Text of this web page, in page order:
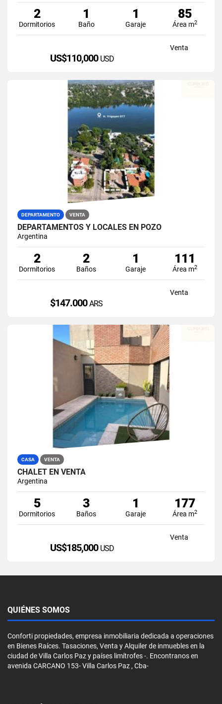
2
Dormitorios
1
Baño
1
Garaje
85
Área m2
Venta
US$110,000 USD
DEPARTAMENTO VENTA
DEPARTAMENTOS Y LOCALES EN POZO
Argentina
2
Dormitorios
2
Baños
1
Garaje
111
Área m2
Venta
$147.000ARS
CASA VENTA
CHALET EN VENTA
Argentina
5
Dormitorios
3
Baños
1
Garaje
177
Área m2
Venta
US$185,000 USD
QUIÉNES SOMOS
Conforti propiedades, empresa inmobiliaria dedicada a operaciones
en Bienes Raíces. Tasaciones, Venta y Alquiler de inmuebles en la
ciudad de Villa Carlos Paz y países limítrofes -. Encontranos en
avenida CARCANO 153- Villa Carlos Paz , Cba-